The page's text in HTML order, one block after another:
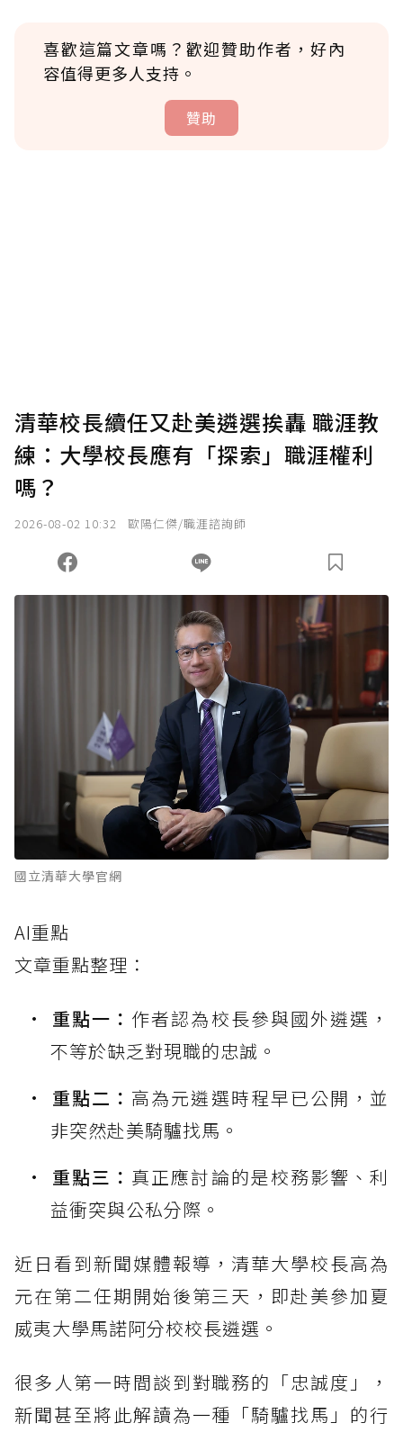
喜歡這篇文章嗎？歡迎贊助作者，好內
容值得更多人支持。
贊助
確認送出
您當前剩餘 U 利點數：0點；前往 購買點數
清華校長續任又赴美遴選挨轟 職涯教
練：大學校長應有「探索」職涯權利
嗎？
2026-08-02 10:32 歐陽仁傑/職涯諮詢師
國立清華大學官網
AI重點
文章重點整理：
重點一： 作者認為校長參與國外遴選，
不等於缺乏對現職的忠誠。
重點二： 高為元遴選時程早已公開，並
非突然赴美騎驢找馬。
重點三： 真正應討論的是校務影響、利
益衝突與公私分際。
近日看到新聞媒體報導，清華大學校長高為
元在第二任期開始後第三天，即赴美參加夏
威夷大學馬諾阿分校校長遴選。
很多人第一時間談到對職務的「忠誠度」，
新聞甚至將此解讀為一種「騎驢找馬」的行